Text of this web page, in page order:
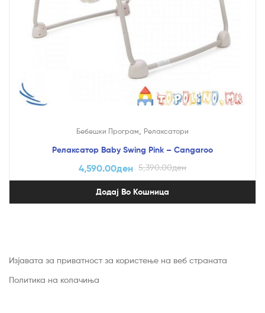
Бебешки Програм Релаксатори
Релаксатор Baby Swing Pink – Cangaroo
5,390.00ден
4,590.00ден
Додај Во Кошница
Изјавата за приватност за користење на веб страната
Политика на колачиња